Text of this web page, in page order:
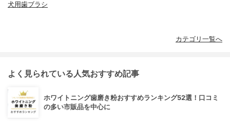
犬用歯ブラシ
カテゴリ一覧へ
よく見られている人気おすすめ記事
ホワイトニング歯磨き粉おすすめランキング52選！口コミ
の多い市販品を中心に